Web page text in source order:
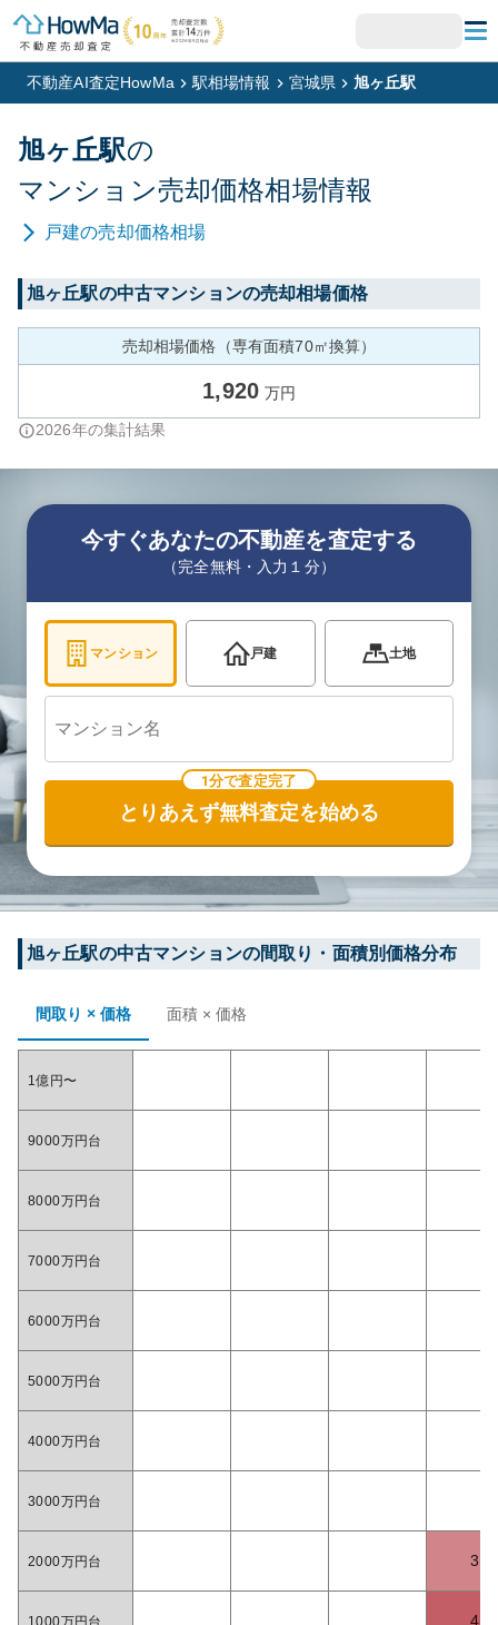
不動産AI査定HowMa 駅相場情報 宮城県 旭ヶ丘駅
旭ヶ丘駅の
マンション売却価格相場情報
戸建の売却価格相場
旭ヶ丘駅の中古マンションの売却相場価格
売却相場価格（専有面積70㎡換算）
1,920 万円
2026年の集計結果
今すぐあなたの不動産を査定する
（完全無料・入力１分）
マンション 戸建 土地
1分で査定完了
とりあえず無料査定を始める
旭ヶ丘駅の中古マンションの間取り・面積別価格分布
間取り × 価格 面積 × 価格
1億円〜
9000万円台
8000万円台
7000万円台
6000万円台
5000万円台
4000万円台
3000万円台
2000万円台 3
1000万円台 4